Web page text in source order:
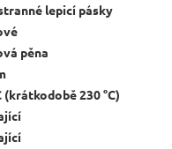
lepicí pásky
pěna
(krátkodobě 230 °C)